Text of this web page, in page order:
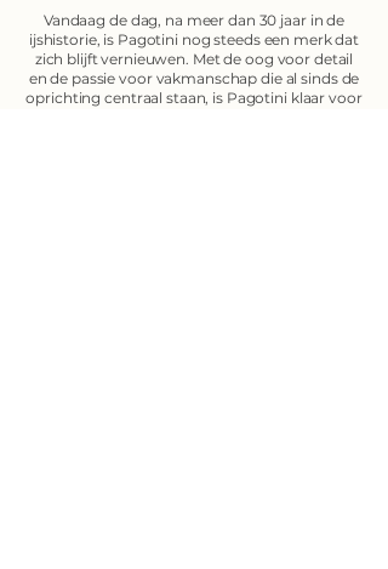
Vandaag de dag, na meer dan 30 jaar in de
ijshistorie, is Pagotini nog steeds een merk dat
zich blijft vernieuwen. Met de oog voor detail
en de passie voor vakmanschap die al sinds de
oprichting centraal staan, is Pagotini klaar voor